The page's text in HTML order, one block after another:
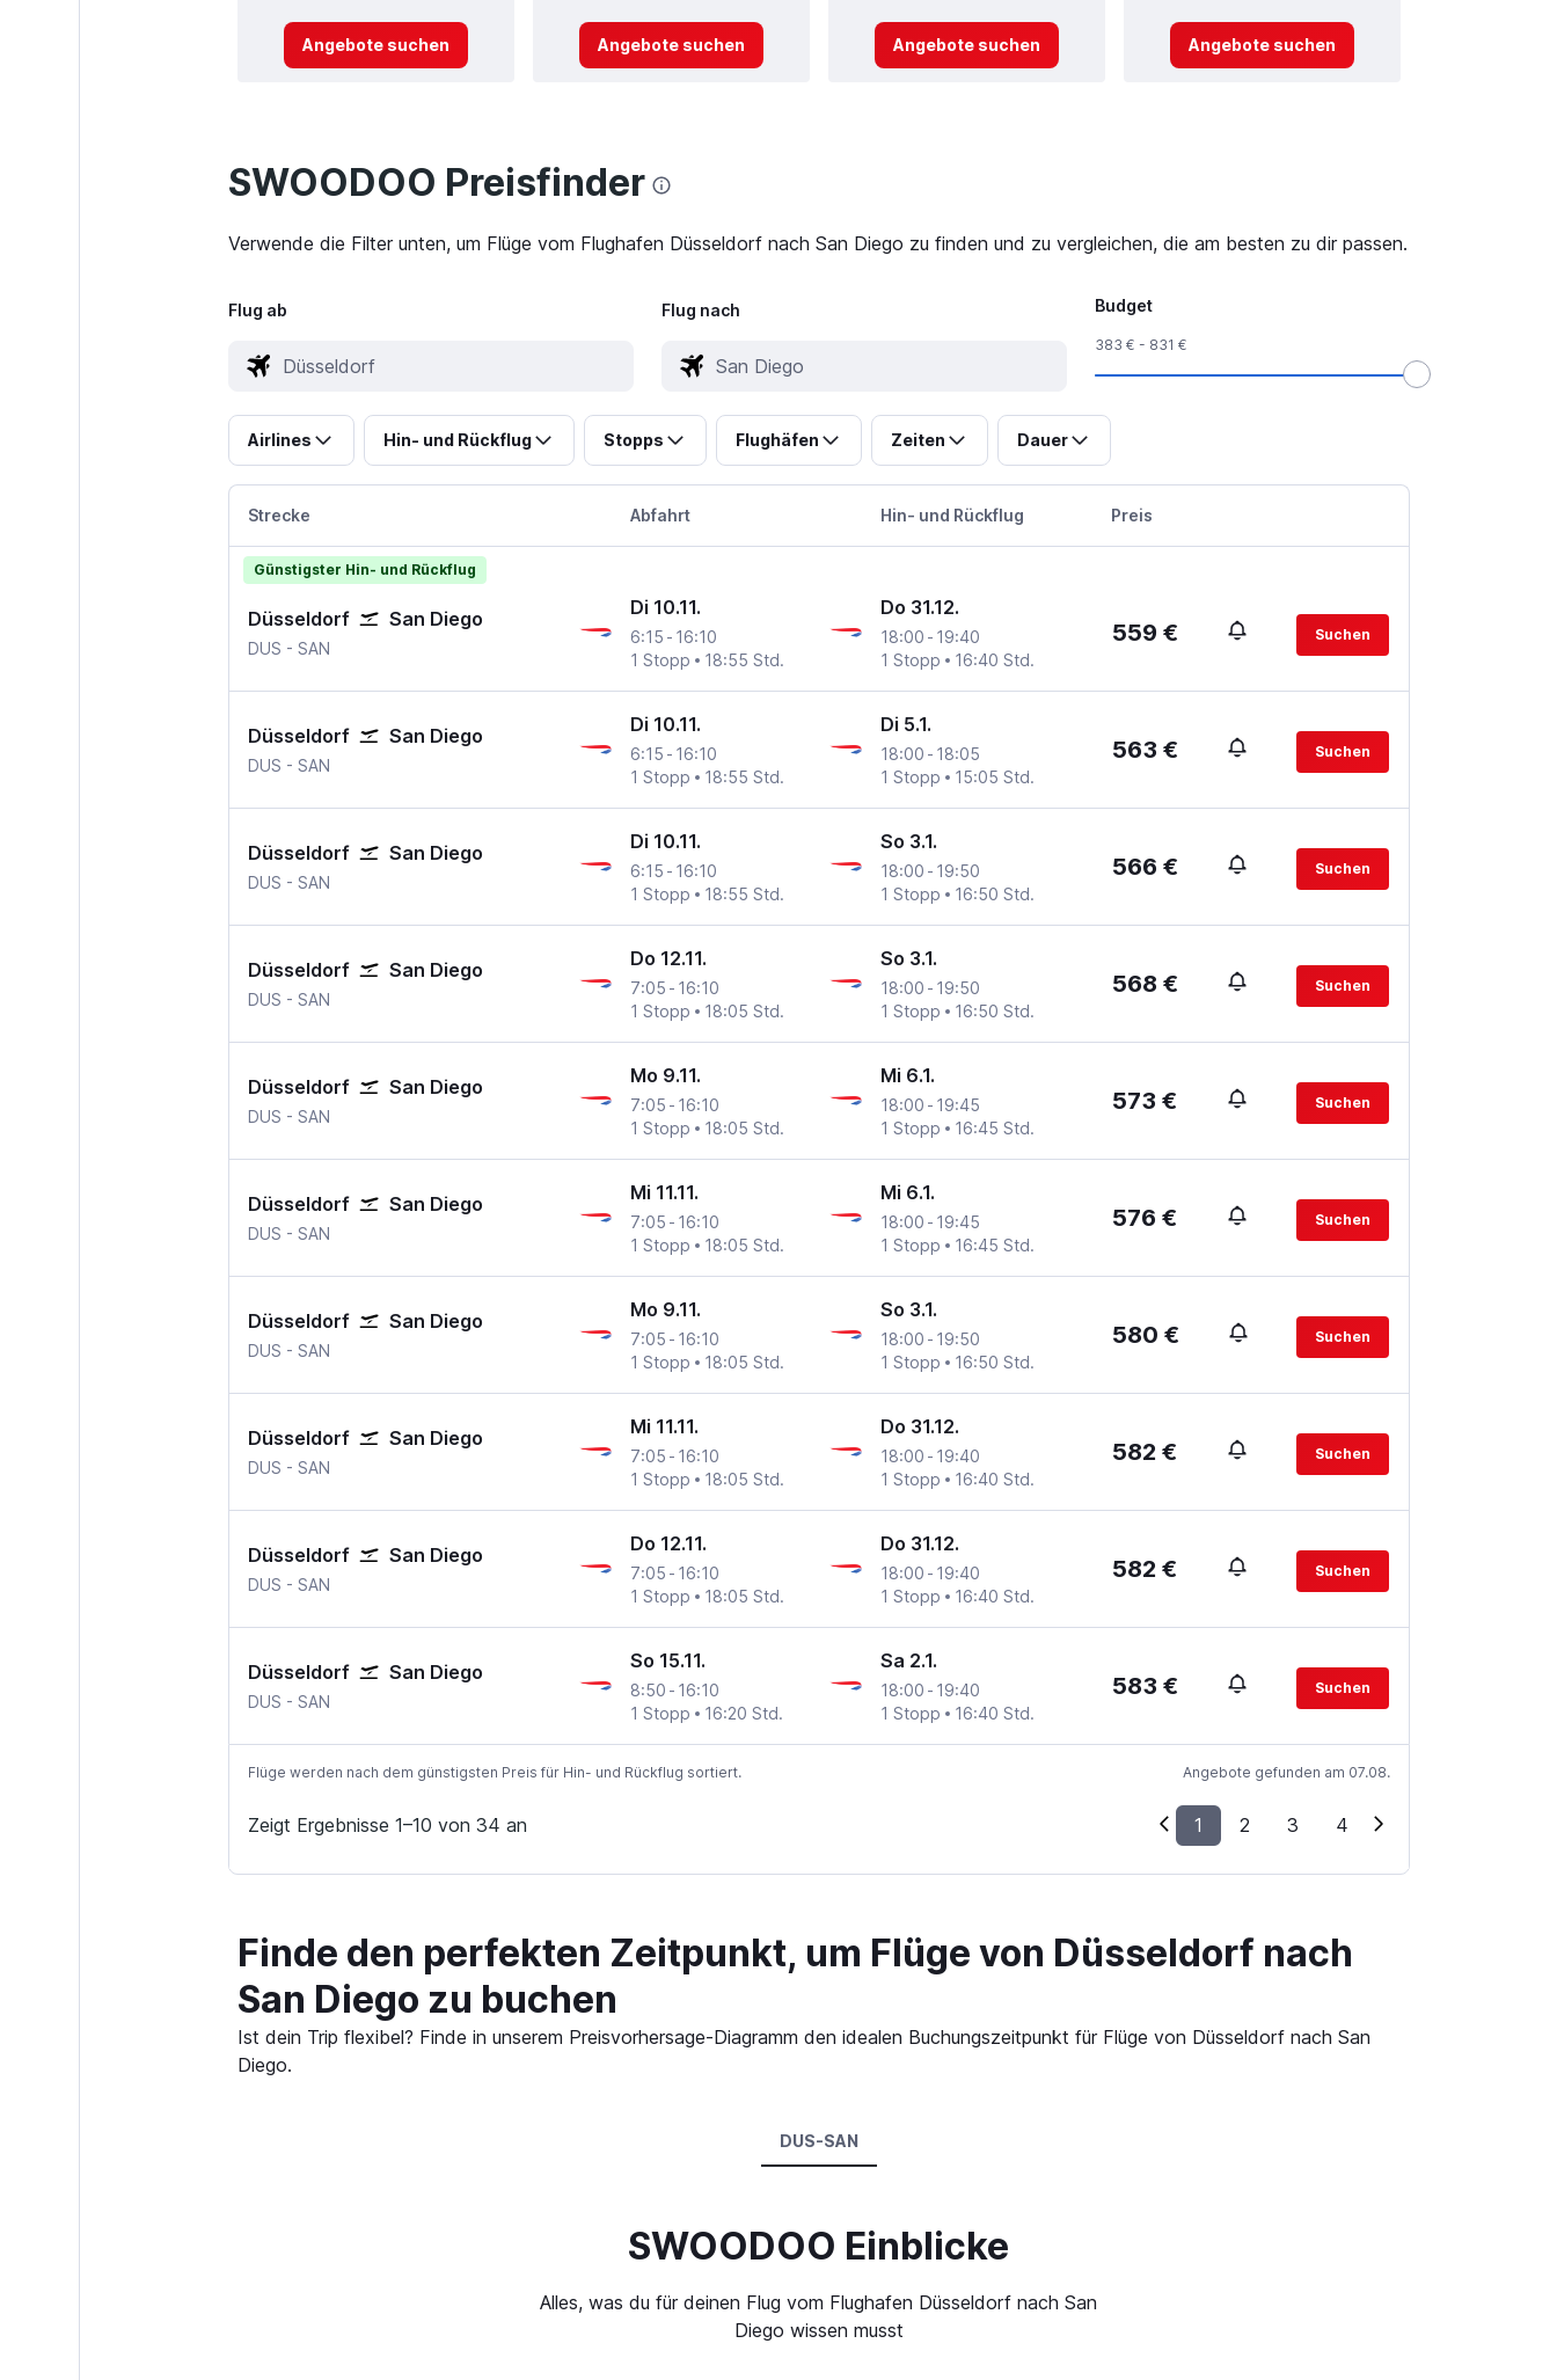
Angebote suchen Angebote suchen Angebote suchen Angebote suchen
SWOODOO Preisfinder
Verwende die Filter unten, um Flüge vom Flughafen Düsseldorf nach San Diego zu finden und zu vergleichen, die am besten zu dir passen.
Flug ab Flug nach Budget
383 € - 831 €
Airlines Hin- und Rückflug Stopps Flughäfen Zeiten Dauer
Strecke Abfahrt Hin- und Rückflug Preis
Günstigster Hin- und Rückflug
Düsseldorf San Diego
DUS Düsseldorf
- SAN
Di 10.11.
6:15 - 16:10
1 Stopp
18:55 Std.
Do 31.12.
18:00 - 19:40
1 Stopp
16:40 Std.
559 € Suchen
Düsseldorf San Diego
DUS Düsseldorf
- SAN
Di 10.11.
6:15 - 16:10
1 Stopp
18:55 Std.
Di 5.1.
18:00 - 18:05
1 Stopp
15:05 Std.
563 € Suchen
Düsseldorf San Diego
DUS Düsseldorf
- SAN
Di 10.11.
6:15 - 16:10
1 Stopp
18:55 Std.
So 3.1.
18:00 - 19:50
1 Stopp
16:50 Std.
566 € Suchen
Düsseldorf San Diego
DUS Düsseldorf
- SAN
Do 12.11.
7:05 - 16:10
1 Stopp
18:05 Std.
So 3.1.
18:00 - 19:50
1 Stopp
16:50 Std.
568 € Suchen
Düsseldorf San Diego
DUS Düsseldorf
- SAN
Mo 9.11.
7:05 - 16:10
1 Stopp
18:05 Std.
Mi 6.1.
18:00 - 19:45
1 Stopp
16:45 Std.
573 € Suchen
Düsseldorf San Diego
DUS Düsseldorf
- SAN
Mi 11.11.
7:05 - 16:10
1 Stopp
18:05 Std.
Mi 6.1.
18:00 - 19:45
1 Stopp
16:45 Std.
576 € Suchen
Düsseldorf San Diego
DUS Düsseldorf
- SAN
Mo 9.11.
7:05 - 16:10
1 Stopp
18:05 Std.
So 3.1.
18:00 - 19:50
1 Stopp
16:50 Std.
580 € Suchen
Düsseldorf San Diego
DUS Düsseldorf
- SAN
Mi 11.11.
7:05 - 16:10
1 Stopp
18:05 Std.
Do 31.12.
18:00 - 19:40
1 Stopp
16:40 Std.
582 € Suchen
Düsseldorf San Diego
DUS Düsseldorf
- SAN
Do 12.11.
7:05 - 16:10
1 Stopp
18:05 Std.
Do 31.12.
18:00 - 19:40
1 Stopp
16:40 Std.
582 € Suchen
Düsseldorf San Diego
DUS Düsseldorf
- SAN
So 15.11.
8:50 - 16:10
1 Stopp
16:20 Std.
Sa 2.1.
18:00 - 19:40
1 Stopp
16:40 Std.
583 € Suchen
Flüge werden nach dem günstigsten Preis für Hin- und Rückflug sortiert. Angebote gefunden am 07.08.
Zeigt Ergebnisse 1–10 von 34 an 1 2 3 4
Finde den perfekten Zeitpunkt, um Flüge von Düsseldorf nach
San Diego zu buchen
Ist dein Trip flexibel? Finde in unserem Preisvorhersage-Diagramm den idealen Buchungszeitpunkt für Flüge von Düsseldorf nach San
Diego.
DUS-SAN
SWOODOO Einblicke
Alles, was du für deinen Flug vom Flughafen Düsseldorf nach San
Diego wissen musst